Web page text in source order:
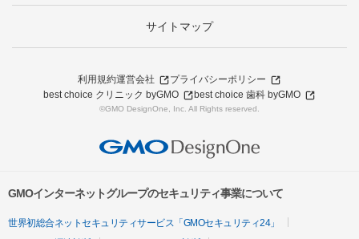
サイトマップ
利用規約運営会社
プライバシーポリシー
best choice クリニック byGMO
best choice 歯科 byGMO
©GMO DesignOne, Inc. All Rights reserved.
GMOインターネットグループのセキュリティ事業について
世界初総合ネットセキュリティサービス「GMOセキュリティ24」